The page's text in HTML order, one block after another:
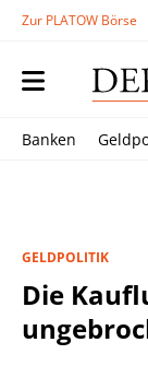
Zur PLATOW Börse
Banken
GELDPOLITIK
Die